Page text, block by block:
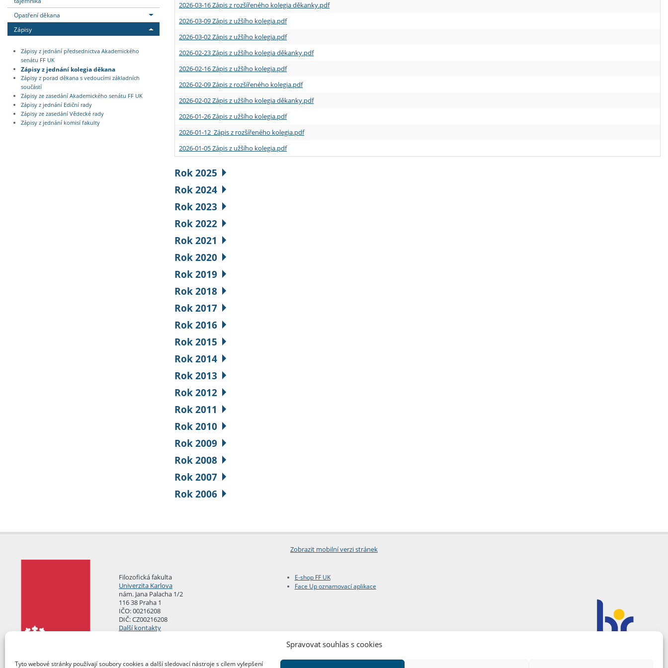
Spravovat souhlas s cookies
Tyto webové stránky používají soubory cookies a další sledovací nástroje s cílem vylepšení
Opatření děkana
Zápisy
Zápisy z jednání předsednictva Akademického
senátu FF UK
Zápisy z jednání kolegia děkana
Zápisy z porad děkana s vedoucími základních
součástí
Zápisy ze zasedání Akademického senátu FF UK
Zápisy z jednání Ediční rady
Zápisy ze zasedání Vědecké rady
Zápisy z jednání komisí fakulty
2026-03-16 Zápis z rozšířeného kolegia děkanky.pdf
2026-03-09 Zápis z užšího kolegia.pdf
2026-03-02 Zápis z užšího kolegia.pdf
2026-02-23 Zápis z užšího kolegia děkanky.pdf
2026-02-16 Zápis z užšího kolegia.pdf
2026-02-09 Zápis z rozšířeného kolegia.pdf
2026-02-02 Zápis z užšího kolegia děkanky.pdf
2026-01-26 Zápis z užšího kolegia.pdf
2026-01-12 Zápis z rozšířeného kolegia.pdf
2026-01-05 Zápis z užšího kolegia.pdf
Rok 2025
Rok 2024
Rok 2023
Rok 2022
Rok 2021
Rok 2020
Rok 2019
Rok 2018
Rok 2017
Rok 2016
Rok 2015
Rok 2014
Rok 2013
Rok 2012
Rok 2011
Rok 2010
Rok 2009
Rok 2008
Rok 2007
Rok 2006
Zobrazit mobilní verzi stránek
Filozofická fakulta
Univerzita Karlova
nám. Jana Palacha 1/2
116 38 Praha 1
IČO: 00216208
DIČ: CZ00216208
Další kontakty
E-shop FF UK
Face Up oznamovací aplikace